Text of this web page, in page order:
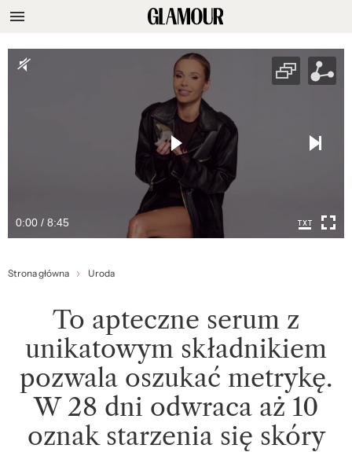
0:00 / 8:45
Strona główna Uroda
To apteczne serum z
unikatowym składnikiem
pozwala oszukać metrykę.
W 28 dni odwraca aż 10
oznak starzenia się skóry